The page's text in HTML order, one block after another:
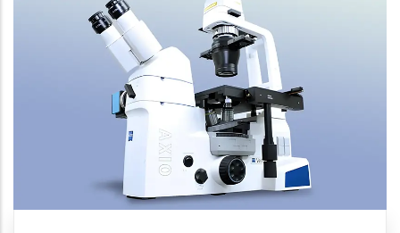
Axio Vert.A1 FL
Este microscopio cuenta con un sistema óptico
Infinity Color Corrected System (ICS), completamente
plano y corregido al infinito. Ofrece técnicas ópticas
para campo claro (H), contraste de fases en 10x y
40x, y es adaptable para fluorescencia, PlasDIC,
VAREL e IHMC.
Solicitar equipo